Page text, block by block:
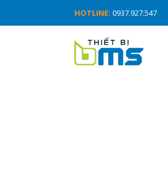
HOTLINE: 0937.927.547